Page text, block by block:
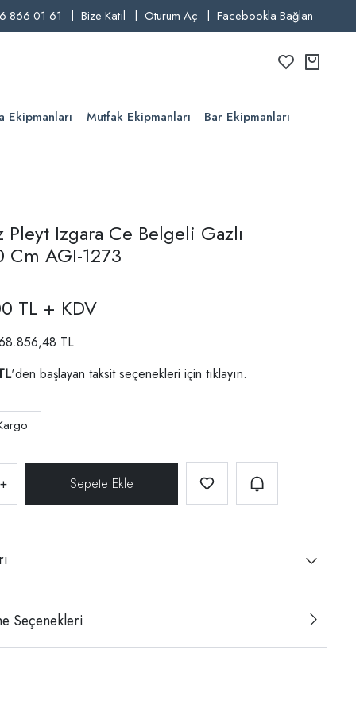
866 01 61 Bize Katıl Oturum Aç Facebookla Bağlan
Ekipmanları Mutfak Ekipmanları Bar Ekipmanları
Pleyt Izgara Ce Belgeli Gazlı
Cm AGI-1273
TL + KDV
TL
'den başlayan taksit seçenekleri için tıklayın.
+
Seçenekleri